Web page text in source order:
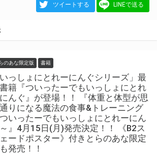
ツイートする LINEで送る
のあな限定版 書籍
いっしょにとれーにんぐシリーズ」最
籍『ついったーでもいっしょにとれ
んぐ』が登場！！ 『体重と体型が思
りになる魔法の食事&トレーニング
いったーでもいっしょにとれーにん
』4月15日(月)発売決定！！ 《B2ス
ードポスター》付きとらのあな限定
発売！！